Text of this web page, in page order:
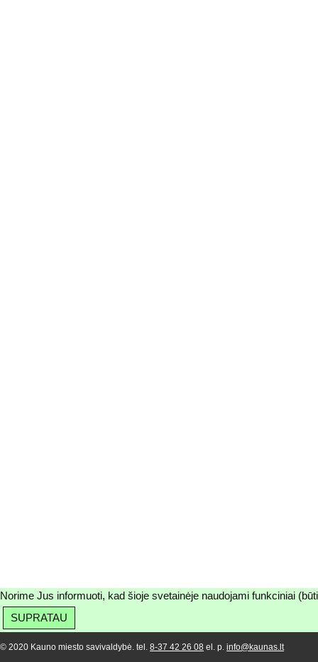
Norime Jus informuoti, kad šioje svetainėje naudojami funkciniai
SUPRATAU
© 2020 Kauno miesto savivaldybė. tel. 8-37 42 26 08 el. p. info@kaunas.lt